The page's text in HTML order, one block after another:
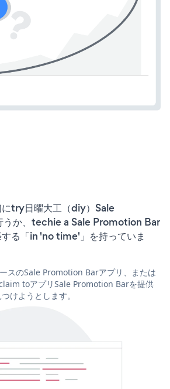
にtry日曜大工（diy）Sale
か、techie a Sale Promotion Bar
る「in 'no time'」を持っていま
スのSale Promotion Barアプリ、または
toアプリSale Promotion Barを提供
けようとします。